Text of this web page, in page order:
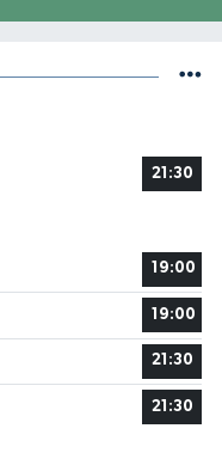
21:30
19:00
19:00
21:30
21:30